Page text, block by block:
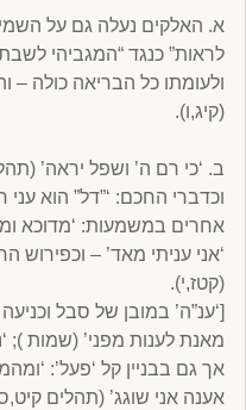
א. האלקים נעלה גם על
לראות” כנגד “המגביהי
ולעומתו כל הבריאה כולה –
(קיג,ו).
ב. ‘כי רם ה’ ושפל יראה’
וכדברי החכם: ‘”דל” הוא
אחרים במשמעות: ‘מדוכא
‘אני עניתי מאד’ – וכפירוש
(קטז,י).
[‘ענ”ה’ במובן של סבל
מאנת לענות מפני’ (שמות );
אך גם בבניין קל ‘פעל’:
אענה אני שוגג’ (תהלים